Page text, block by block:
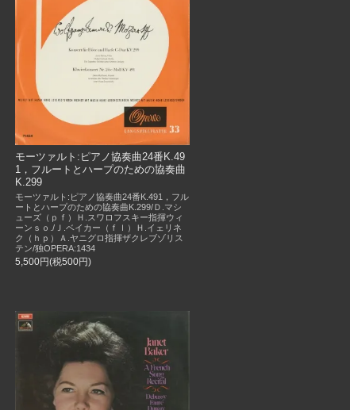
モーツァルト:ピアノ協奏曲24番K.49
1，フルートとハープのための協奏曲
K.299
モーツァルト:ピアノ協奏曲24番K.491，フル
ートとハープのための協奏曲K.299/Ｄ.マシ
ューズ（ｐｆ）Ｈ.スワロフスキー指揮ウィ
ーンｓｏ./Ｊ.ベイカー（ｆｌ）Ｈ.イェリネ
ク（ｈｐ）Ａ.ヤニグロ指揮ザクレブゾリス
テン/独OPERA:1434
5,500円(税500円)